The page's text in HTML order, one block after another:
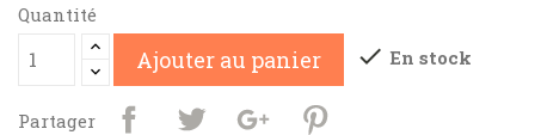
Quantité
Ajouter au panier  En stock
Partager